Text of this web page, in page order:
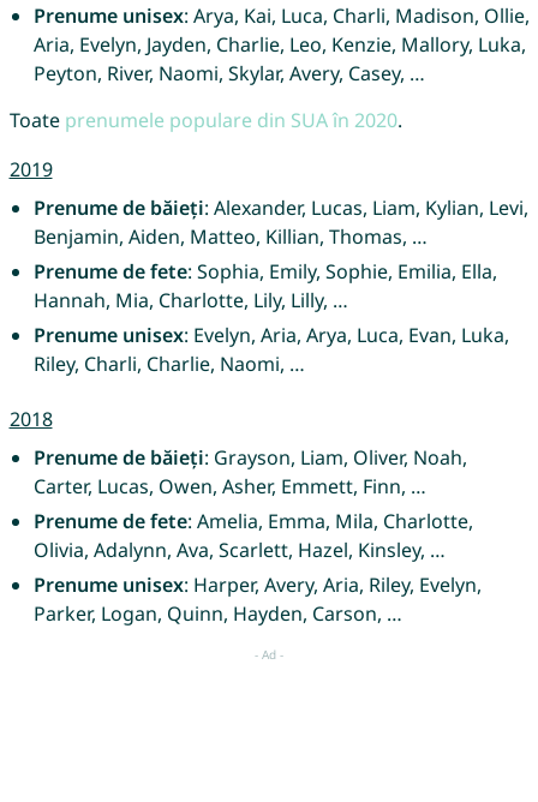
Prenume unisex: Arya, Kai, Luca, Charli, Madison, Ollie,
Aria, Evelyn, Jayden, Charlie, Leo, Kenzie, Mallory, Luka,
Peyton, River, Naomi, Skylar, Avery, Casey, …
Toate prenumele populare din SUA în 2020.
2019
Prenume de băieți: Alexander, Lucas, Liam, Kylian, Levi,
Benjamin, Aiden, Matteo, Killian, Thomas, …
Prenume de fete: Sophia, Emily, Sophie, Emilia, Ella,
Hannah, Mia, Charlotte, Lily, Lilly, …
Prenume unisex: Evelyn, Aria, Arya, Luca, Evan, Luka,
Riley, Charli, Charlie, Naomi, …
2018
Prenume de băieți: Grayson, Liam, Oliver, Noah,
Carter, Lucas, Owen, Asher, Emmett, Finn, …
Prenume de fete: Amelia, Emma, Mila, Charlotte,
Olivia, Adalynn, Ava, Scarlett, Hazel, Kinsley, …
Prenume unisex: Harper, Avery, Aria, Riley, Evelyn,
Parker, Logan, Quinn, Hayden, Carson, …